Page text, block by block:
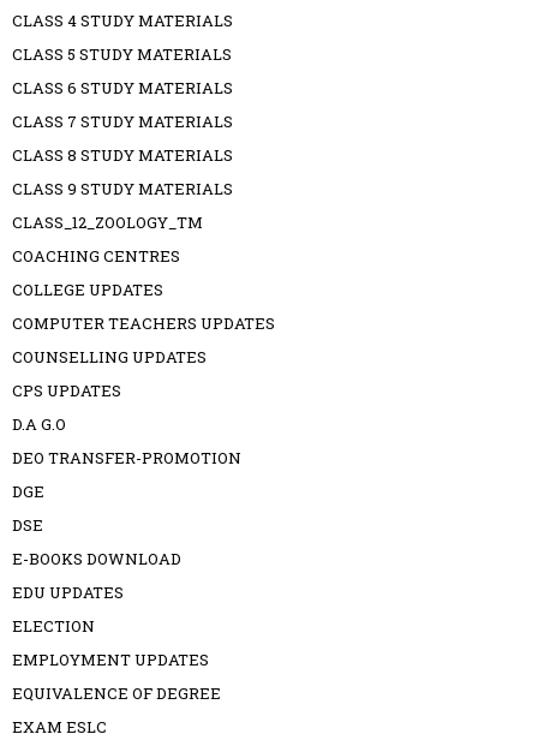
CLASS 4 STUDY MATERIALS
CLASS 5 STUDY MATERIALS
CLASS 6 STUDY MATERIALS
CLASS 7 STUDY MATERIALS
CLASS 8 STUDY MATERIALS
CLASS 9 STUDY MATERIALS
CLASS_12_ZOOLOGY_TM
COACHING CENTRES
COLLEGE UPDATES
COMPUTER TEACHERS UPDATES
COUNSELLING UPDATES
CPS UPDATES
D.A G.O
DEO TRANSFER-PROMOTION
DGE
DSE
E-BOOKS DOWNLOAD
EDU UPDATES
ELECTION
EMPLOYMENT UPDATES
EQUIVALENCE OF DEGREE
EXAM ESLC